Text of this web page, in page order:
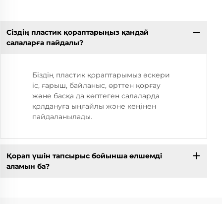
Сіздің пластик қораптарыңыз қандай
салаларға пайдалы?
Біздің пластик қораптарымыз әскери
іс, ғарыш, байланыс, өрттен қорғау
және басқа да көптеген салаларда
қолдануға ыңғайлы және кеңінен
пайдаланылады.
Қорап үшін тапсырыс бойынша өлшемді
аламын ба?